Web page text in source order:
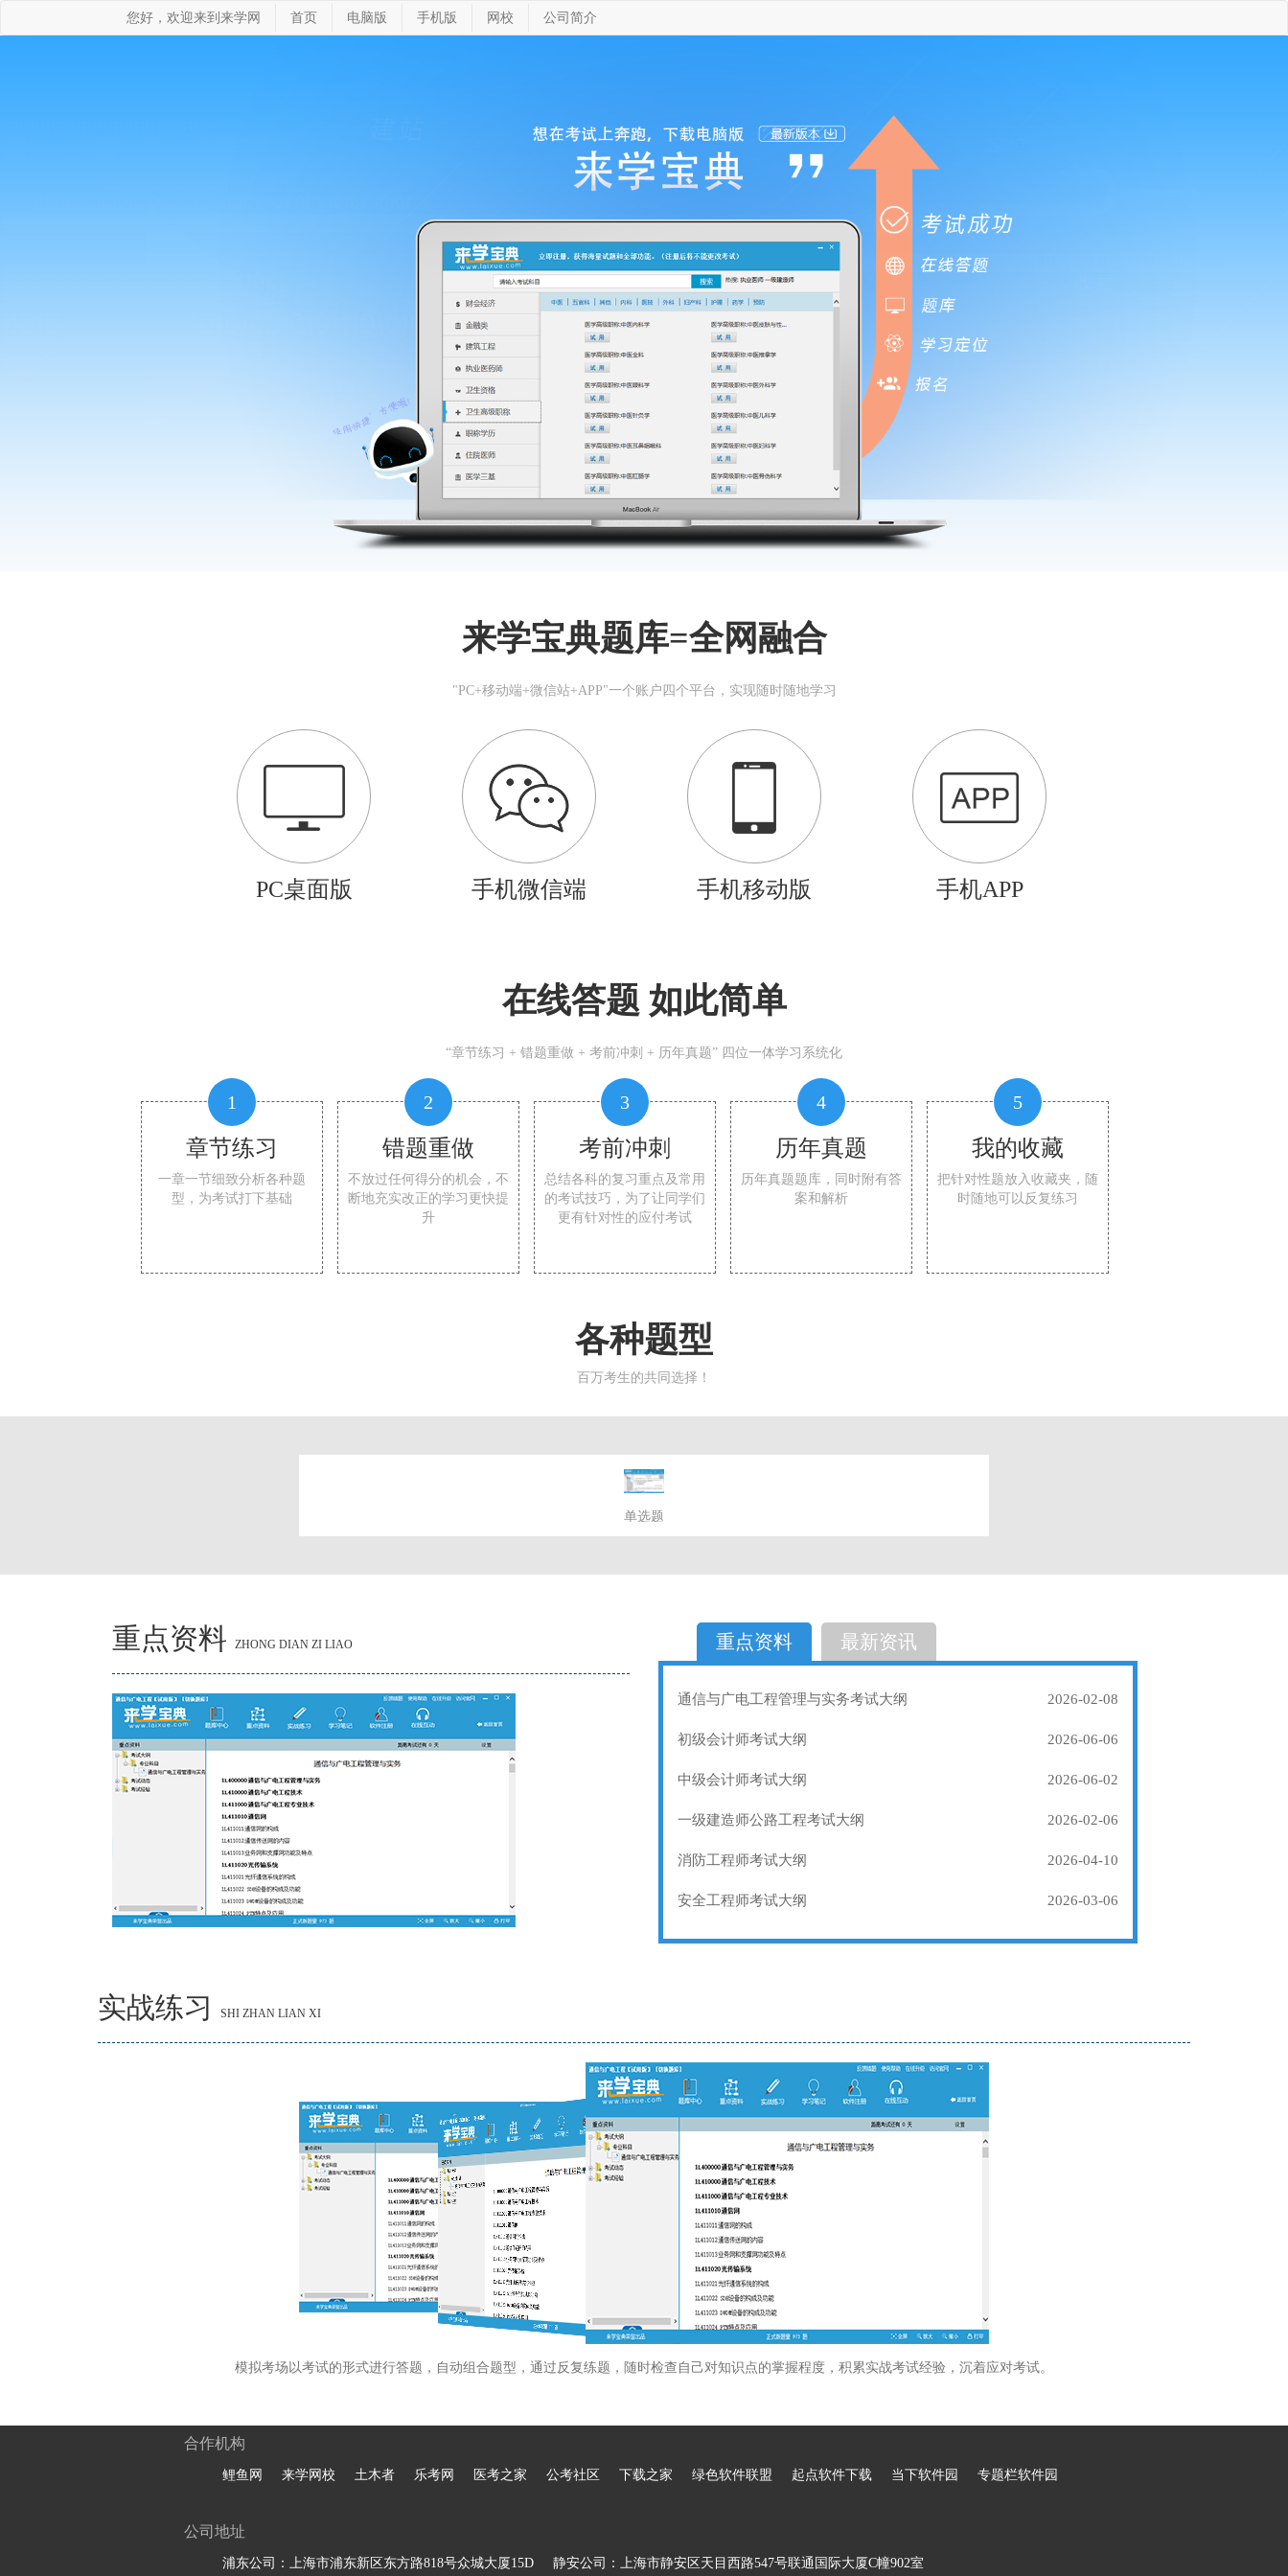
您好，欢迎来到来学网 首页 电脑版 手机版 网校 公司简介
来学宝典题库=全网融合
"PC+移动端+微信站+APP"一个账户四个平台，实现随时随地学习
PC桌面版 手机微信端 手机移动版 手机APP
在线答题 如此简单
“章节练习 + 错题重做 + 考前冲刺 + 历年真题” 四位一体学习系统化
1
章节练习
一章一节细致分析各种题
型，为考试打下基础
2
错题重做
不放过任何得分的机会，不
断地充实改正的学习更快提
升
3
考前冲刺
总结各科的复习重点及常用
的考试技巧，为了让同学们
更有针对性的应付考试
4
历年真题
历年真题题库，同时附有答
案和解析
5
我的收藏
把针对性题放入收藏夹，随
时随地可以反复练习
各种题型
百万考生的共同选择！
单选题
选择题
重点资料 ZHONG DIAN ZI LIAO 重点资料 最新资讯
通信与广电工程管理与实务考试大纲 2026-02-08
初级会计师考试大纲 2026-06-06
中级会计师考试大纲 2026-06-02
一级建造师公路工程考试大纲 2026-02-06
消防工程师考试大纲 2026-04-10
安全工程师考试大纲 2026-03-06
实战练习 SHI ZHAN LIAN XI
模拟考场以考试的形式进行答题，自动组合题型，通过反复练题，随时检查自己对知识点的掌握程度，积累实战考试经验，沉着应对考试。
合作机构
鲤鱼网 来学网校 土木者 乐考网 医考之家 公考社区 下载之家 绿色软件联盟 起点软件下载 当下软件园 专题栏软件园
公司地址
浦东公司：上海市浦东新区东方路818号众城大厦15D 静安公司：上海市静安区天目西路547号联通国际大厦C幢902室